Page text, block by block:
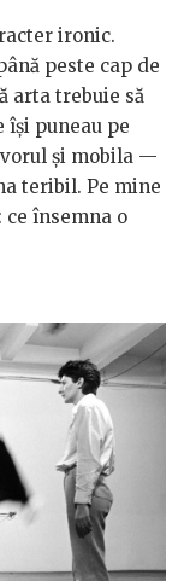
ironic.
peste cap de
arta trebuie să
puneau pe
şi mobila —
teribil. Pe mine
însemna o